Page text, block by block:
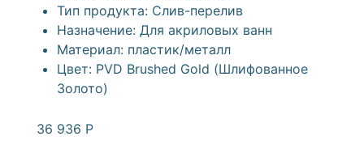
Тип продукта: Слив-перелив
Назначение: Для акриловых ванн
Материал: пластик/металл
Цвет: PVD Brushed Gold (Шлифованное
Золото)
36 936 Р